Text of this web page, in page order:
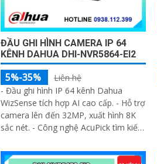
ĐẦU GHI HÌNH CAMERA IP 64
KÊNH DAHUA DHI-NVR5864-EI2
5%-35%
Liên hệ
- Đầu ghi hình IP 64 kênh Dahua
WizSense tích hợp AI cao cấp. - Hỗ trợ
camera lên đến 32MP, xuất hình 8K
sắc nét. - Công nghệ AcuPick tìm kiếm